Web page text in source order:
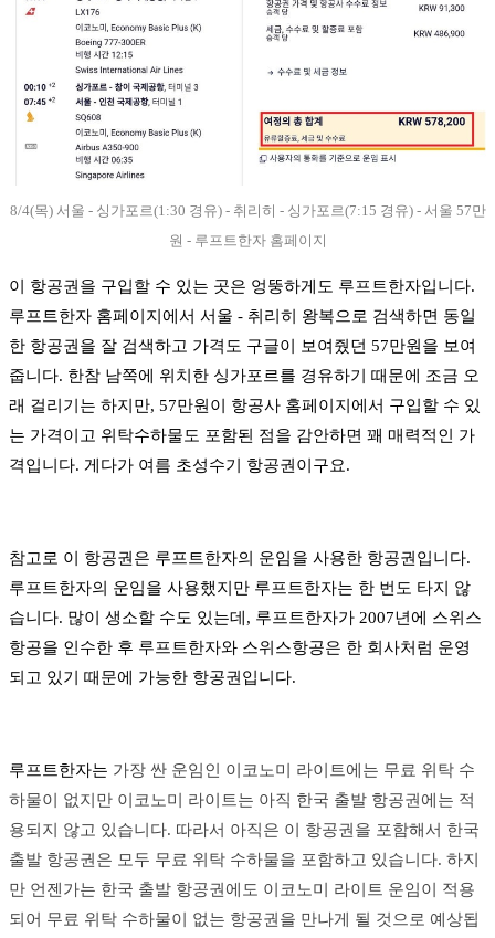
8/4(목) 서울 - 싱가포르(1:30 경유) - 취리히 - 싱가포르(7:15 경유) - 서울 57만
원 - 루프트한자 홈페이지
이 항공권을 구입할 수 있는 곳은 엉뚱하게도 루프트한자입니다.
루프트한자 홈페이지에서 서울 - 취리히 왕복으로 검색하면 동일
한 항공권을 잘 검색하고 가격도 구글이 보여줬던 57만원을 보여
줍니다. 한참 남쪽에 위치한 싱가포르를 경유하기 때문에 조금 오
래 걸리기는 하지만, 57만원이 항공사 홈페이지에서 구입할 수 있
는 가격이고 위탁수하물도 포함된 점을 감안하면 꽤 매력적인 가
격입니다. 게다가 여름 초성수기 항공권이구요.
참고로 이 항공권은 루프트한자의 운임을 사용한 항공권입니다.
루프트한자의 운임을 사용했지만 루프트한자는 한 번도 타지 않
습니다. 많이 생소할 수도 있는데, 루프트한자가 2007년에 스위스
항공을 인수한 후 루프트한자와 스위스항공은 한 회사처럼 운영
되고 있기 때문에 가능한 항공권입니다.
루프트한자는 가장 싼 운임인 이코노미 라이트에는 무료 위탁 수
하물이 없지만 이코노미 라이트는 아직 한국 출발 항공권에는 적
용되지 않고 있습니다. 따라서 아직은 이 항공권을 포함해서 한국
출발 항공권은 모두 무료 위탁 수하물을 포함하고 있습니다. 하지
만 언젠가는 한국 출발 항공권에도 이코노미 라이트 운임이 적용
되어 무료 위탁 수하물이 없는 항공권을 만나게 될 것으로 예상됩